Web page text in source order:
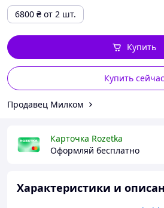
6800 ₴ от 2 шт.
Купить сейчас
Купить
Продавец Милком
Карточка Rozetka
Оформляй бесплатно
Характеристики и